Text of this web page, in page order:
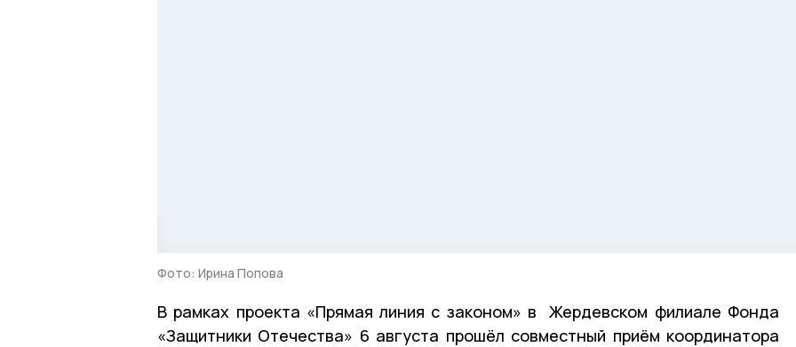
Фото: Ирина Попова
В рамках проекта «Прямая линия с законом» в Жердевском филиале Фонда
«Защитники Отечества» 6 августа прошёл совместный приём координатора